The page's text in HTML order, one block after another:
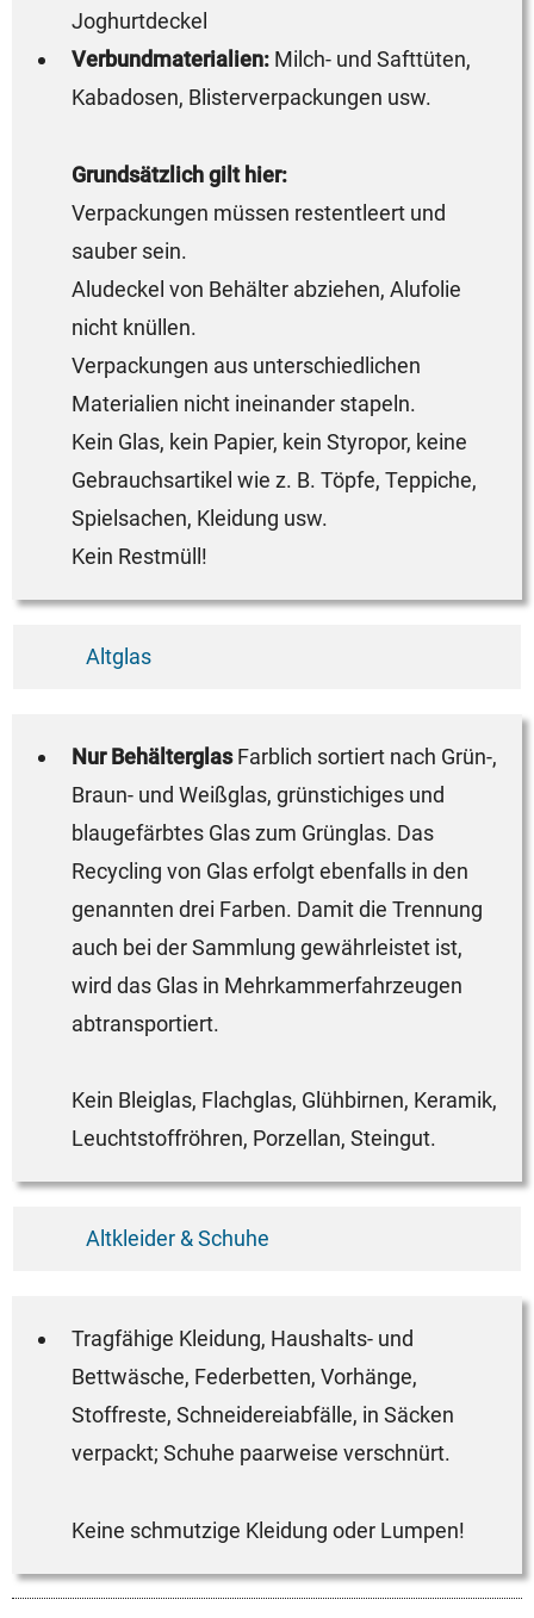
Joghurtdeckel
Verbundmaterialien: Milch- und Safttüten,
Kabadosen, Blisterverpackungen usw.
Grundsätzlich gilt hier:
Verpackungen müssen restentleert und
sauber sein.
Aludeckel von Behälter abziehen, Alufolie
nicht knüllen.
Verpackungen aus unterschiedlichen
Materialien nicht ineinander stapeln.
Kein Glas, kein Papier, kein Styropor, keine
Gebrauchsartikel wie z. B. Töpfe, Teppiche,
Spielsachen, Kleidung usw.
Kein Restmüll!
Altglas
Nur BehälterglasFarblich sortiert nach Grün-,
Braun- und Weißglas, grünstichiges und
blaugefärbtes Glas zum Grünglas. Das
Recycling von Glas erfolgt ebenfalls in den
genannten drei Farben. Damit die Trennung
auch bei der Sammlung gewährleistet ist,
wird das Glas in Mehrkammerfahrzeugen
abtransportiert.
Kein Bleiglas, Flachglas, Glühbirnen, Keramik,
Leuchtstoffröhren, Porzellan, Steingut.
Altkleider & Schuhe
Tragfähige Kleidung, Haushalts- und
Bettwäsche, Federbetten, Vorhänge,
Stoffreste, Schneidereiabfälle, in Säcken
verpackt; Schuhe paarweise verschnürt.
Keine schmutzige Kleidung oder Lumpen!